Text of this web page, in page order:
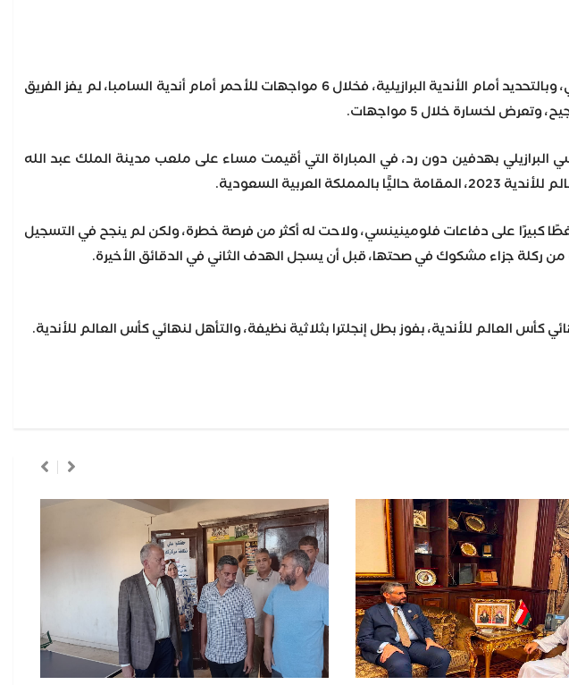
ورسخ الفريق الاول لكرة القدم بالنادي الأهلي، عُقدته في نصف النهائي، وبالتحديد أمام الأندية البرازيلية، فخلال 6 مواجهات للأحمر أمام أندية السامبا، لم يفز الفريق
لخسارة خلال 5 مواجهات.
البرازيلي بهدفين دون رد، في المباراة التي أقيمت مساء على ملعب مدينة الملك عبد الله
السعودية.
كبيرًا على دفاعات فلومينينسي، ولاحت له أكثر من فرصة خطرة، ولكن لم ينجح في التسجيل
كأس العالم للأندية، بفوز بطل إنجلترا بثلاثية نظيفة، والتأهل لنهائي كأس العالم للأندية.